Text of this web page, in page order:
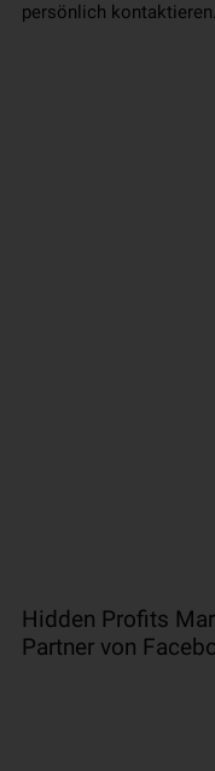
persönlich kontaktieren.
Hidden Profits
Partner von